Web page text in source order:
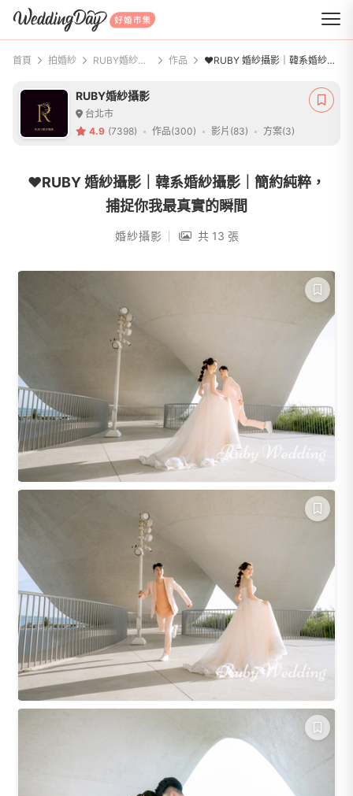
WeddingDay 好婚市集
首頁 拍婚紗 RUBY婚紗攝影 作品 ❤️RUBY 婚紗攝影｜韓系婚紗攝影｜簡約純粹，捕捉你我最真實的瞬間
RUBY婚紗攝影
台北市
4.9 (7398) 作品(300) 影片(83) 方案(3)
❤️RUBY 婚紗攝影｜韓系婚紗攝影｜簡約純粹，
捕捉你我最真實的瞬間
婚紗攝影 共 13 張